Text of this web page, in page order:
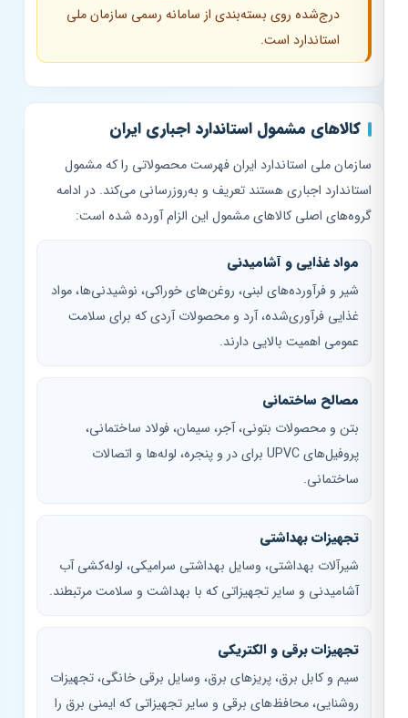
درج‌شده روی بسته‌بندی از سامانه رسمی سازمان ملی
استاندارد است.
کالاهای مشمول استاندارد اجباری ایران
سازمان ملی استاندارد ایران فهرست محصولاتی را که مشمول
استاندارد اجباری هستند تعریف و به‌روزرسانی می‌کند. در ادامه
گروه‌های اصلی کالاهای مشمول این الزام آورده شده است:
مواد غذایی و آشامیدنی
شیر و فرآورده‌های لبنی، روغن‌های خوراکی، نوشیدنی‌ها، مواد
غذایی فرآوری‌شده، آرد و محصولات آردی که برای سلامت
عمومی اهمیت بالایی دارند.
مصالح ساختمانی
بتن و محصولات بتونی، آجر، سیمان، فولاد ساختمانی،
پروفیل‌های UPVC برای در و پنجره، لوله‌ها و اتصالات
ساختمانی.
تجهیزات بهداشتی
شیرآلات بهداشتی، وسایل بهداشتی سرامیکی، لوله‌کشی آب
آشامیدنی و سایر تجهیزاتی که با بهداشت و سلامت مرتبطند.
تجهیزات برقی و الکتریکی
سیم و کابل برق، پریزهای برق، وسایل برقی خانگی، تجهیزات
روشنایی، محافظ‌های برقی و سایر تجهیزاتی که ایمنی برق را